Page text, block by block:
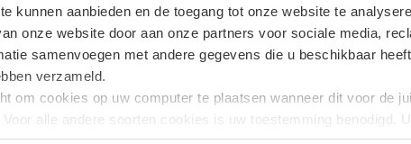
kunnen aanbieden en de toegang tot onze website te
onze website door aan onze partners voor sociale media,
samenvoegen met andere gegevens die u beschikbaar
verzameld.
om cookies op uw computer te plaatsen wanneer dit voor de
alle andere soorten cookies is uw toestemming benodigd.
op paginaPrivacyverklaringop onze website wijzigen